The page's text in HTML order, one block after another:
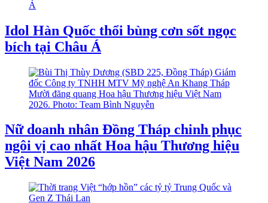
Idol Hàn Quốc thổi bùng cơn sốt ngọc
bích tại Châu Á
Nữ doanh nhân Đồng Tháp chinh phục
ngôi vị cao nhất Hoa hậu Thương hiệu
Việt Nam 2026